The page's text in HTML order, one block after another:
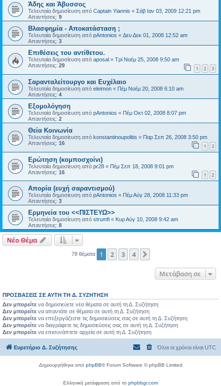
Άδης και Άβυσσος
Τελευταία δημοσίευση από Captain Yiannis « Σάβ Ιαν 03, 2009 12:21 pm
Απαντήσεις: 9
Βλασφημία - Αποκατάσταση ;
Τελευταία δημοσίευση από pAntonios « Δευ Δεκ 01, 2008 12:52 am
Απαντήσεις: 3
Επιθέσεις του αντίθετου.
Τελευταία δημοσίευση από aposal « Τρί Νοέμ 25, 2008 9:50 am
Απαντήσεις: 29 1 2 3
Σαρανταλείτουργο και Ευχέλαιο
Τελευταία δημοσίευση από eleimon « Πέμ Νοέμ 20, 2008 6:10 am
Απαντήσεις: 4
Εξομολόγηση
Τελευταία δημοσίευση από pAntonios « Πέμ Οκτ 02, 2008 8:07 pm
Απαντήσεις: 2
Θεία Κοινωνία
Τελευταία δημοσίευση από konstantinoupolitis « Παρ Σεπ 26, 2008 3:50 pm
Απαντήσεις: 16 1 2
Ερώτηση (κομποσχοίνι)
Τελευταία δημοσίευση από pr28 « Πέμ Σεπ 18, 2008 9:01 pm
Απαντήσεις: 16 1 2
Απορία (ευχή σαραντισμού)
Τελευταία δημοσίευση από pAntonios « Πέμ Αύγ 28, 2008 11:33 pm
Απαντήσεις: 3
Ερμηνεία του <<ΠΙΣΤΕΥΩ>>
Τελευταία δημοσίευση από strumfi « Κυρ Αύγ 10, 2008 9:42 am
Απαντήσεις: 8
Νέο Θέμα
78 θέματα 1 2 3 4
Μετάβαση σε
ΠΡΟΣΒΆΣΕΙΣ ΣΕ ΑΥΤΉ ΤΗ Δ. ΣΥΖΉΤΗΣΗ
Δεν μπορείτε να δημοσιεύετε νέα θέματα σε αυτή τη Δ. Συζήτηση
Δεν μπορείτε να απαντάτε σε θέματα σε αυτή τη Δ. Συζήτηση
Δεν μπορείτε να επεξεργάζεστε τις δημοσιεύσεις σας σε αυτή τη Δ. Συζήτηση
Δεν μπορείτε να διαγράφετε τις δημοσιεύσεις σας σε αυτή τη Δ. Συζήτηση
Δεν μπορείτε να επισυνάπτετε αρχεία σε αυτή τη Δ. Συζήτηση
Ευρετήριο Δ. Συζήτησης Όλοι οι χρόνοι είναι UTC
Δημιουργήθηκε από phpBB® Forum Software © phpBB Limited
Ελληνική μετάφραση από το phpbbgr.com